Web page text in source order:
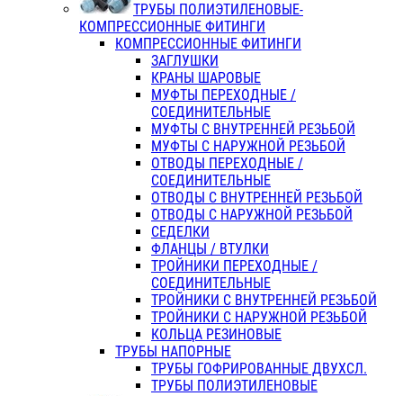
ТРУБЫ ПОЛИЭТИЛЕНОВЫЕ-
КОМПРЕССИОННЫЕ ФИТИНГИ
КОМПРЕССИОННЫЕ ФИТИНГИ
ЗАГЛУШКИ
КРАНЫ ШАРОВЫЕ
МУФТЫ ПЕРЕХОДНЫЕ /
СОЕДИНИТЕЛЬНЫЕ
МУФТЫ С ВНУТРЕННЕЙ РЕЗЬБОЙ
МУФТЫ С НАРУЖНОЙ РЕЗЬБОЙ
ОТВОДЫ ПЕРЕХОДНЫЕ /
СОЕДИНИТЕЛЬНЫЕ
ОТВОДЫ С ВНУТРЕННЕЙ РЕЗЬБОЙ
ОТВОДЫ С НАРУЖНОЙ РЕЗЬБОЙ
СЕДЕЛКИ
ФЛАНЦЫ / ВТУЛКИ
ТРОЙНИКИ ПЕРЕХОДНЫЕ /
СОЕДИНИТЕЛЬНЫЕ
ТРОЙНИКИ С ВНУТРЕННЕЙ РЕЗЬБОЙ
ТРОЙНИКИ С НАРУЖНОЙ РЕЗЬБОЙ
КОЛЬЦА РЕЗИНОВЫЕ
ТРУБЫ НАПОРНЫЕ
ТРУБЫ ГОФРИРОВАННЫЕ ДВУХСЛ.
ТРУБЫ ПОЛИЭТИЛЕНОВЫЕ